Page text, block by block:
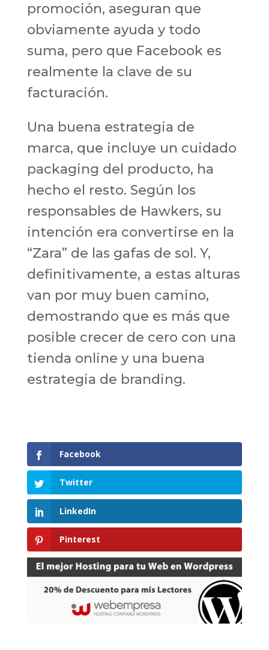
promoción, aseguran que
obviamente ayuda y todo
suma, pero que Facebook es
realmente la clave de su
facturación.
Una buena estrategia de
marca, que incluye un cuidado
packaging del producto, ha
hecho el resto. Según los
responsables de Hawkers, su
intención era convertirse en la
“Zara” de las gafas de sol. Y,
definitivamente, a estas alturas
van por muy buen camino,
demostrando que es más que
posible crecer de cero con una
tienda online y una buena
estrategia de branding.
Facebook
Twitter
LinkedIn
Pinterest